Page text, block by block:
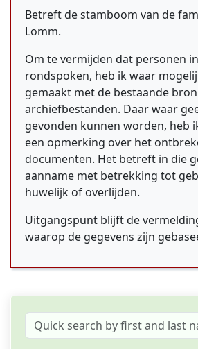
Betreft de stamboom van de
Lomm.
Om te vermijden dat personen
rondspoken, heb ik waar
gemaakt met de bestaande
archiefbestanden. Daar waar
gevonden kunnen worden, heb
een opmerking over het
documenten. Het betreft in die
aanname met betrekking tot
huwelijk of overlijden.
Uitgangspunt blijft de
waarop de gegevens zijn